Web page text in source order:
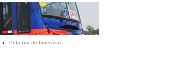
Pela rua do Itinerário